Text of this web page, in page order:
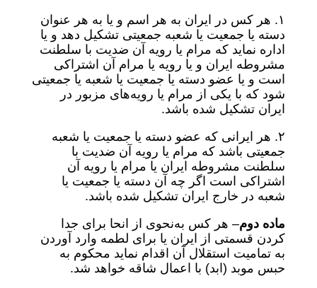
۱.‌ هر کس در ایران به هر اسم و یا به هر عنوان
دسته یا جمعیت یا شعبه جمعیتی تشکیل دهد و یا
اداره نماید که مرام یا رویه آن ضدیت با سلطنت
مشروطه ایران و یا رویه یا مرام آن اشتراکی
است و یا عضو دسته یا جمعیت یا شعبه یا جمعیتی
شود که با یکی از مرام یا رویه‌های مزبور در
ایران تشکیل شده باشد.
۲. هر ایرانی که عضو دسته یا جمعیت یا شعبه
جمعیتی باشد که مرام یا رویه آن ضدیت با
سلطنت مشروطه ایران یا مرام یا رویه آن
اشتراکی است اگر چه آن دسته یا جمعیت یا
شعبه در خارج ایران تشکیل شده باشد.
ماده دوم– هر کس به‌نحوی از انحا برای جدا
کردن قسمتی از ایران یا برای لطمه وارد آوردن
به تمامیت استقلال آن اقدام نماید محکوم به
حبس موبد (ابد) با اعمال شاقه خواهد شد.